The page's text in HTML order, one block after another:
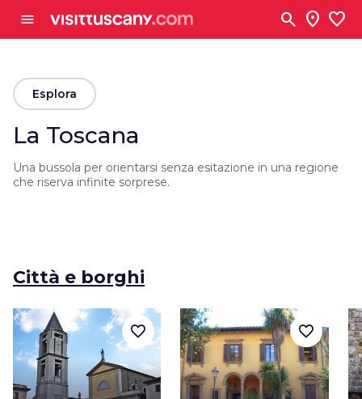
menu search location_on favorite
arrow_backEsplora
La Toscana
Una bussola per orientarsi senza esitazione in una regione
che riserva infinite sorprese.
Città e borghi
favorite_border favorite_border